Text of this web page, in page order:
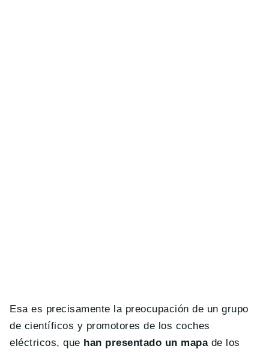
Esa es precisamente la preocupación de un grupo
de científicos y promotores de los coches
eléctricos, que han presentado un mapa de los